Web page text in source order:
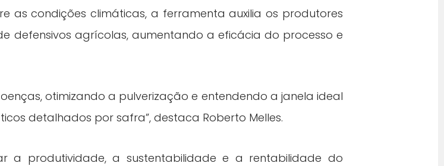
as condições climáticas, a ferramenta auxilia os produtores
defensivos agrícolas, aumentando a eficácia do processo e
otimizando a pulverização e entendendo a janela ideal
detalhados por safra”, destaca Roberto Melles.
a produtividade, a sustentabilidade e a rentabilidade do